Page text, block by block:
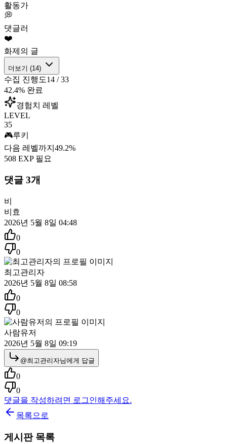
활동가
💭
댓글러
❤️
화제의 글
더보기 (14)
수집 진행도14 /33
42.4% 완료
경험치 레벨
LEVEL
35
🎮루키
다음 레벨까지 49.2%
508 EXP 필요
댓글 3개
비
비효
2026년 5월 8일 04:48
0
0
최고관리자
2026년 5월 8일 08:58
0
0
사람유저
2026년 5월 8일 09:19
@최고관리자님에게 답글
0
0
댓글을 작성하려면 로그인해주세요.
목록으로
게시판 목록